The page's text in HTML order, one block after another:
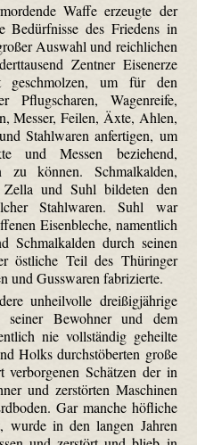
Waffe erzeugte der
des Friedens in
Auswahl und reichlichen
Zentner Eisenerze
um für den
Wagenreife,
Messer, Feilen, Äxte, Ahlen,
Stahlwaren anfertigen, um
und Messen beziehend,
zu können. Schmalkalden,
Zella und Suhl bildeten den
Stahlwaren. Suhl war
Eisenbleche, namentlich
Schmalkalden durch seinen
östliche Teil des Thüringer
und Gusswaren fabrizierte.
unheilvolle dreißigjährige
Bewohner und dem
nie vollständig geheilte
Holks durchstöberten große
Schätzen der in
und zerstörten Maschinen
Gar manche höfliche
wurde in den langen Jahren